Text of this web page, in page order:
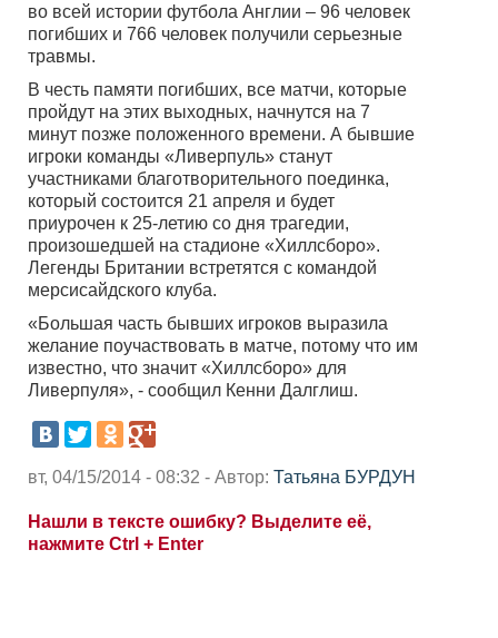
во всей истории футбола Англии – 96 человек
погибших и 766 человек получили серьезные
травмы.
В честь памяти погибших, все матчи, которые
пройдут на этих выходных, начнутся на 7
минут позже положенного времени. А бывшие
игроки команды «Ливерпуль» станут
участниками благотворительного поединка,
который состоится 21 апреля и будет
приурочен к 25-летию со дня трагедии,
произошедшей на стадионе «Хиллсборо».
Легенды Британии встретятся с командой
мерсисайдского клуба.
«Большая часть бывших игроков выразила
желание поучаствовать в матче, потому что им
известно, что значит «Хиллсборо» для
Ливерпуля», - сообщил Кенни Далглиш.
вт, 04/15/2014 - 08:32 - Автор: Татьяна БУРДУН
Нашли в тексте ошибку? Выделите её,
нажмите Ctrl + Enter